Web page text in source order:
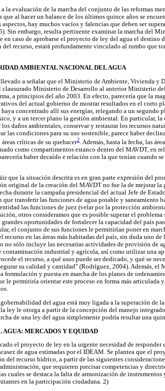
la evaluación de la marcha del conjunto de las reformas
que al hacer un balance de los últimos quince años se
hay muchos vacíos y falencias que deben ser
Sin embargo, resulta pertinente examinar la marcha del
caso de aprobarse el proyecto de ley del agua el destino
del recurso, estará profundamente vinculado al rumbo que
AMBIENTAL NACIONAL DEL AGUA
a señalar que el Ministerio de Ambiente, Vivienda y
clausurado Ministerio de Desarrollo al anterior Ministerio
a principios del año 2003. En efecto, parecería que la
del actual gobierno de mostrar resultados en el corto
concentrado allí sus energías, relegando a un segundo
y a un tercer plano la gestión ambiental. En particular,
daños ambientales, conservar y restaurar los recursos
las condiciones para su uso sostenible, parece haber
críticas de su quehacer2
. Además, hasta la fecha, las
como compartimentos estanco dentro del MAVDT, en
haber decaído e relación con la que tenían cuando
que la situación descrita es en gran parte expresión del
original de la creación del MAVDT no fue la de mejorar
durante la campaña presidencial del actual Jefe de
que transferir las funciones de agua potable y saneamiento
las funciones de juez (velar por la protección
otros consideramos que es posible superar el
oportunidades de fortalecer la capacidad del país
el conjunto de sus funciones le permitirían poner en
recurso en las áreas más habitadas del país, sin duda uno
no sólo incluye las necesarias actividades de provisión de
contaminación industrial y agrícola, así como utilizar una
el recurso, a qué usos puede ser dedicado, y qué se
su calidad y cantidad" (Rodríguez, 2004). Además, el
formulación y puesta en marcha de los planes de
le permitiría orientar este proceso en forma más articulada
del agua está muy ligada a la superación de
ley le otorga a partir de la concepción del manejo
de una ley del agua simplemente podría resultar una
MERCADOS Y EQUIDAD
el proyecto de ley en la urgente necesidad de responder
de agua estimadas por el IDEAM. Se plantea que el
del recurso hídrico, a partir de las siguientes
que requieren precisar competencias y
cuales se destaca la falta de armonización de
en la participación ciudadana. 2)